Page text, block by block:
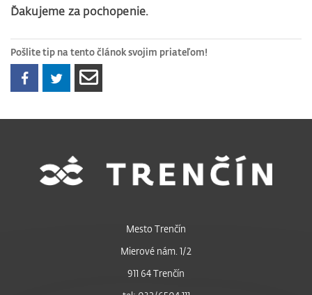
Ďakujeme za pochopenie.
Pošlite tip na tento článok svojim priateľom!
Mesto Trenčín
Mierové nám. 1/2
911 64 Trenčín